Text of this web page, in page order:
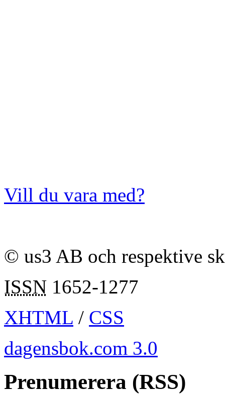
Vill du vara med?
© us3 AB och respektive
ISSN 1652-1277
XHTML / CSS
dagensbok.com 3.0
Prenumerera (RSS)